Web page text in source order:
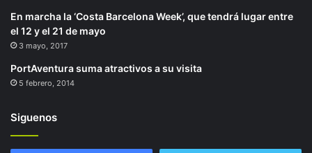
En marcha la ‘Costa Barcelona Week’, que tendrá lugar entre
el 12 y el 21 de mayo
3 mayo, 2017
PortAventura suma atractivos a su visita
5 febrero, 2014
Siguenos